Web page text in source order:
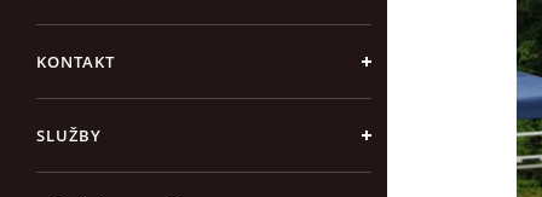
KONTAKT
SLUŽBY